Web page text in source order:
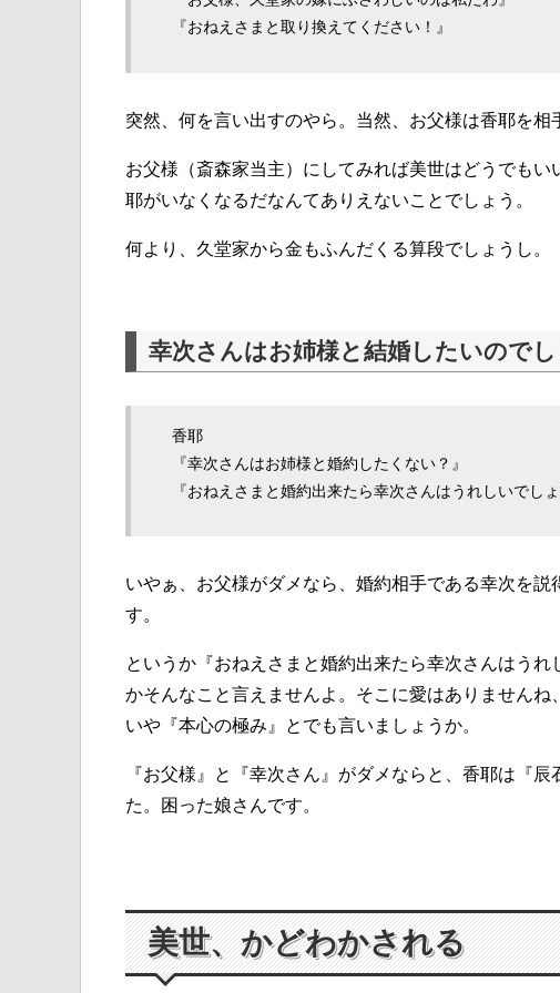
『おねえさまと取り換えてください！』
突然、何を言い出すのやら。当然、お父様は香耶を相
お父様（斎森家当主）にしてみれば美世はどうでも
耶がいなくなるだなんてありえないことでしょう。
何より、久堂家から金もふんだくる算段でしょうし。
幸次さんはお姉様と結婚したいのでし
香耶
『幸次さんはお姉様と婚約したくない？』
『おねえさまと婚約出来たら幸次さんはうれしいでしょ
いやぁ、お父様がダメなら、婚約相手である幸次を
す。
というか『おねえさまと婚約出来たら幸次さんはう
かそんなこと言えませんよ。そこに愛はありません
いや『本心の極み』とでも言いましょうか。
『お父様』と『幸次さん』がダメならと、香耶は『
た。困った娘さんです。
美世、かどわかされる